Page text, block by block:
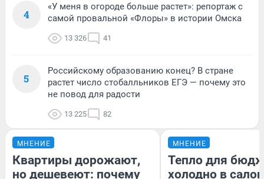
4
«У меня в огороде больше растет»: репортаж с
самой провальной «Флоры» в истории Омска
13 326 41
5
Российскому образованию конец? В стране
растет число стобалльников ЕГЭ — почему это
не повод для радости
13 225 82
МНЕНИЕ
Квартиры дорожают,
но дешевеют: почему
МНЕНИЕ
Тепло для
холодно в